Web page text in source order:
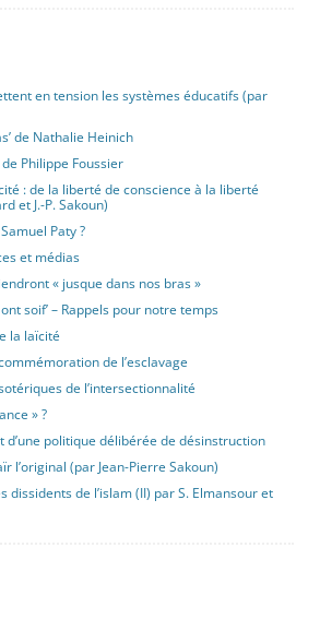
de Samuel Paty ?
Martine Verlhac
Politique, société, actualité
fait part ici après avoir vu le film L’Abandon.
d’un professeur qui ne
certaine gauche » une trahison certaine,
par des décennies de saccage de ce
« Éducation nationale ». Non
l’inertie se réanime pour retrouver les
accusatoire : oui le film est bon… «
Paty, ne serait-ce pas, quand même,
serait-ce pas un peu « d’extrême droite » ?
l’indignation ne retombe pas : car,
la fortifie.
en tension les systèmes éducatifs (par
de Nathalie Heinich
Philippe Foussier
: de la liberté de conscience à la liberté
et J.-P. Sakoun)
Paty ?
et médias
« jusque dans nos bras »
soif’ – Rappels pour notre temps
la laïcité
de l’esclavage
de l’intersectionnalité
» ?
politique délibérée de désinstruction
l’original (par Jean-Pierre Sakoun)
dissidents de l’islam (II) par S. Elmansour et